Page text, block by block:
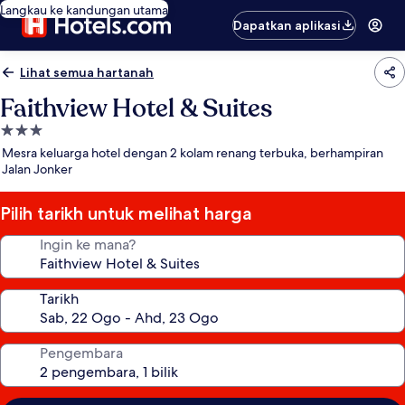
Langkau ke kandungan utama
Dapatkan aplikasi
Lihat semua hartanah
Faithview Hotel & Suites
Hartanah
3.0
bintang
Mesra keluarga hotel dengan 2 kolam renang terbuka, berhampiran
Jalan Jonker
Pilih tarikh untuk melihat harga
Ingin ke mana?
Tarikh
Pengembara